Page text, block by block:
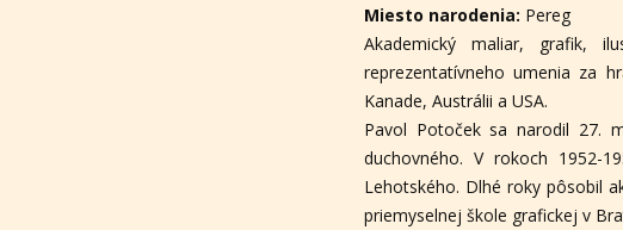
Miesto narodenia: Pereg
Akademický maliar, grafik,
reprezentatívneho umenia za
Kanade, Austrálii a USA.
Pavol Potoček sa narodil 27.
duchovného. V rokoch 1952-
Lehotského. Dlhé roky pôsobil
priemyselnej škole grafickej v